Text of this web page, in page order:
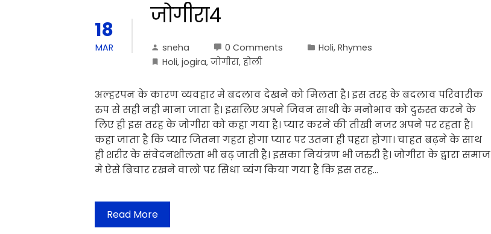
18
MAR
जोगीरा4
sneha 0 Comments Holi, Rhymes
Holi, jogira, जोगीरा, होली
अल्हरपन के कारण व्यवहार मे बदलाव देखने को मिलता है। इस तरह के बदलाव परिवारीक
रुप से सही नही माना जाता है। इसलिए अपने जिवन साथी के मनोभाव को दुरुस्त करने के
लिए ही इस तरह के जोगीरा को कहा गया है। प्यार करने की तीखी नजर अपने पर रहता है।
कहा जाता है कि प्यार जितना गहरा होगा प्यार पर उतना ही पहरा होगा। चाहत बढ़ने के साथ
ही शरीर के संवेदनशीलता भी बढ़ जाती है। इसका नियंत्रण भी जरुरी है। जोगीरा के द्वारा समाज
मे ऐसे बिचार रखने वालो पर सिधा व्यंग किया गया है कि इस तरह…
Read More